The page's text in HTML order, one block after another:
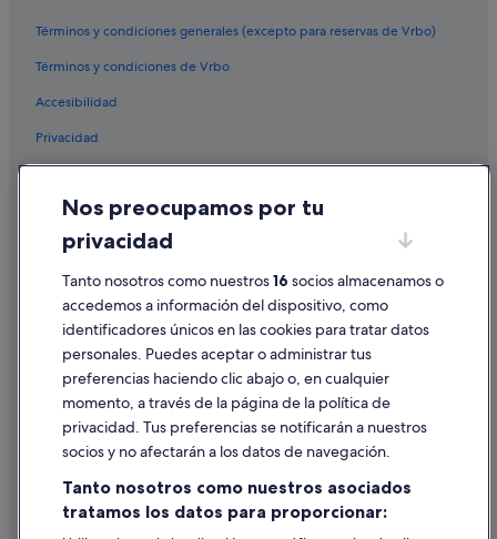
Términos y condiciones generales (excepto para reservas de Vrbo)
Términos y condiciones de Vrbo
Accesibilidad
Privacidad
Condiciones de uso
Información legal/contacto
Pautas sobre el contenido y cómo denunciar contenido
Ayuda
Cancelar un vuelo
Cancelar una reserva de hotel o de un alquiler vacacional
Utilizar un cupón de Expedia
Nos preocupamos por tu
privacidad
Tanto nosotros como nuestros16 socios almacenamos o
accedemos a información del dispositivo, como
identificadores únicos en las cookies para tratar datos
personales. Puedes aceptar o administrar tus
preferencias haciendo clic abajo o, en cualquier
momento, a través de la página de la política de
privacidad. Tus preferencias se notificarán a nuestros
socios y no afectarán a los datos de navegación.
Tanto nosotros como nuestros asociados
tratamos los datos para proporcionar: